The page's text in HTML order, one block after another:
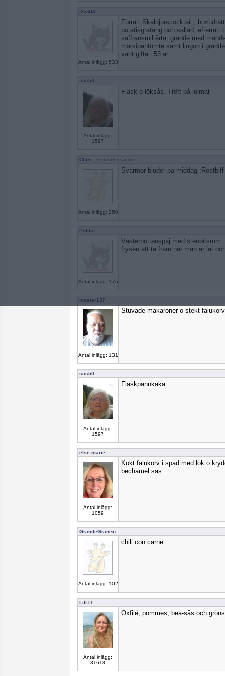
j2w4l4
Antal inlägg: 533
Förrätt Skaldjurscocktail ,
potatisgratäng och sallad, efterrätt
saffransrulltårta, grädde med
marsipantomte samt lingon i
varit gifta i 53 år.
sus50
Antal inlägg:
1597
Fläsk o löksås. Trött på julmat
Clips - Ej medlem längre
Antal inlägg: 250
Svärmor bjuder på middag
Pötifar
Antal inlägg: 175
Västerbottenspaj med
frysen att ta fram när man är lat
master137
Antal inlägg: 131
Stuvade makaroner o stekt falukorv
sus50
Antal inlägg:
1597
Fläskpannkaka
else-marie
Antal inlägg:
1059
Kokt falukorv i spad med lök o
bechamel sås
GrandeGranen
Antal inlägg: 102
chili con carne
Lill-IT
Antal inlägg:
31618
Oxfilé, pommes, bea-sås och